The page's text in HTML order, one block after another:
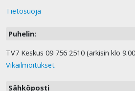
Tietosuoja
Puhelin:
TV7 Keskus 09 756 2510 (arkisin klo
Vikailmoitukset
Sähköposti